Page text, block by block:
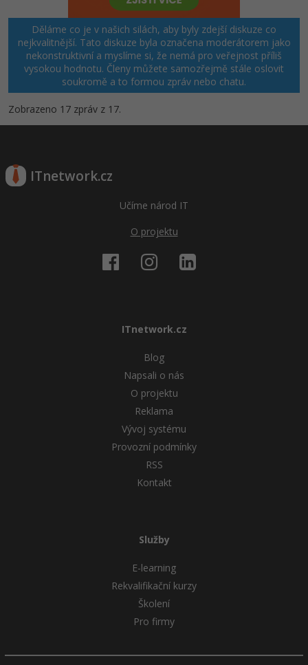
Děláme co je v našich silách, aby byly zdejší diskuze co
nejkvalitnější. Tato diskuze byla označena moderátorem jako
nekonstruktivní a myslíme si, že nemá pro veřejnost příliš
vysokou hodnotu. Členy můžete samozřejmě stále oslovit
soukromě a to formou zpráv nebo chatu.
Zobrazeno 17 zpráv z 17.
ITnetwork.cz
Učíme národ IT
O projektu
ITnetwork.cz
Blog
Napsali o nás
O projektu
Reklama
Vývoj systému
Provozní podmínky
RSS
Kontakt
Služby
E-learning
Rekvalifikační kurzy
Školení
Pro firmy